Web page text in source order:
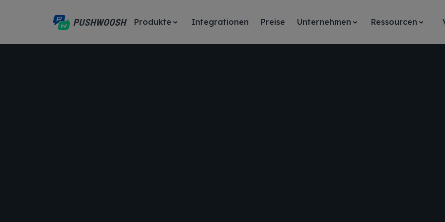
Produkte Integrationen Preise Unternehmen Ressourcen